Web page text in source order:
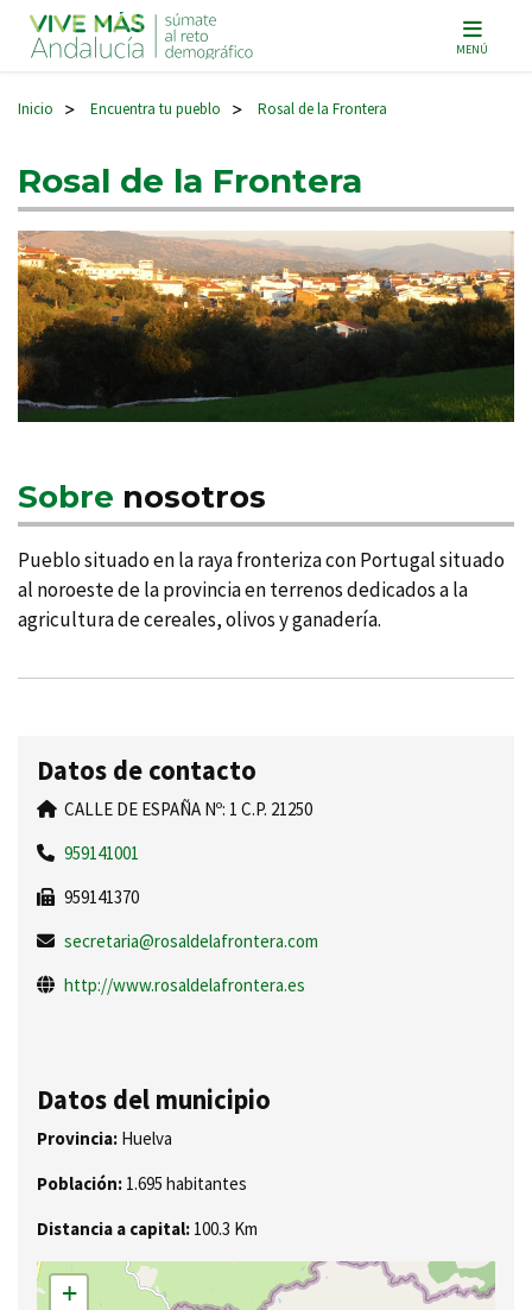
Navegación principal MENÚ
Inicio > Encuentra tu pueblo > Rosal de la Frontera
Rosal de la Frontera
Sobre nosotros
Pueblo situado en la raya fronteriza con Portugal situado
al noroeste de la provincia en terrenos dedicados a la
agricultura de cereales, olivos y ganaderí­a.
Datos de contacto
CALLE DE ESPAÑA Nº: 1 C.P. 21250
959141001
959141370
secretaria@rosaldelafrontera.com
http://www.rosaldelafrontera.es
Datos del municipio
Provincia: Huelva
Población: 1.695 habitantes
Distancia a capital: 100.3 Km
+